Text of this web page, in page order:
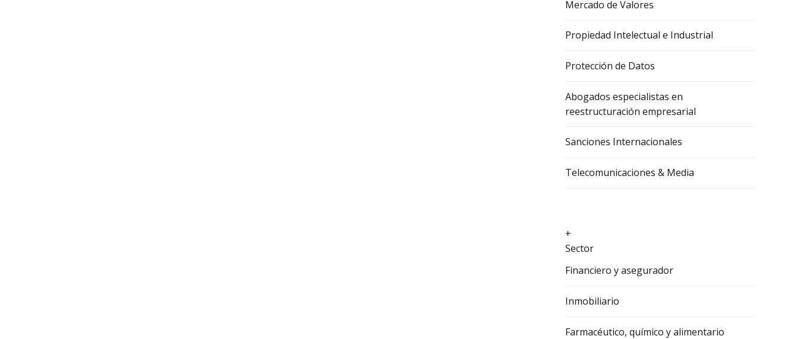
Mercado de Valores
Propiedad Intelectual e Industrial
Protección de Datos
Abogados especialistas en
reestructuración empresarial
Sanciones Internacionales
Telecomunicaciones & Media
+
Sector
Financiero y asegurador
Inmobiliario
Farmacéutico, químico y alimentario